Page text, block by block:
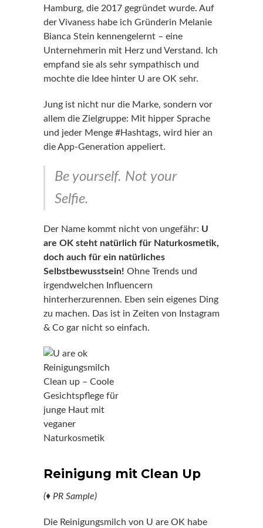
Hamburg, die 2017 gegründet wurde. Auf
der Vivaness habe ich Gründerin Melanie
Bianca Stein kennengelernt – eine
Unternehmerin mit Herz und Verstand. Ich
empfand sie als sehr sympathisch und
mochte die Idee hinter U are OK sehr.
Jung ist nicht nur die Marke, sondern vor
allem die Zielgruppe: Mit hipper Sprache
und jeder Menge #Hashtags, wird hier an
die App-Generation appeliert.
Be yourself. Not your
Selfie.
Der Name kommt nicht von ungefähr: U
are OK steht natürlich für Naturkosmetik,
doch auch für ein natürliches
Selbstbewusstsein! Ohne Trends und
irgendwelchen Influencern
hinterherzurennen. Eben sein eigenes Ding
zu machen. Das ist in Zeiten von Instagram
& Co gar nicht so einfach.
Reinigung mit Clean Up
(♦ PR Sample)
Die Reinigungsmilch von U are OK habe